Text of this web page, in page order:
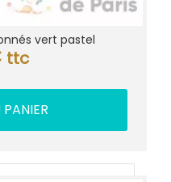
vert pastel
ttc